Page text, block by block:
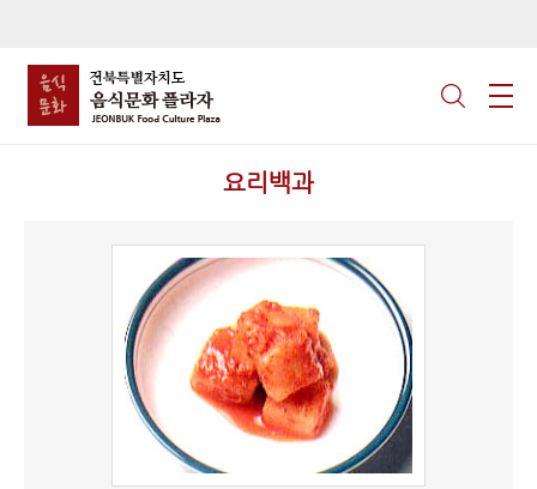
요리백과